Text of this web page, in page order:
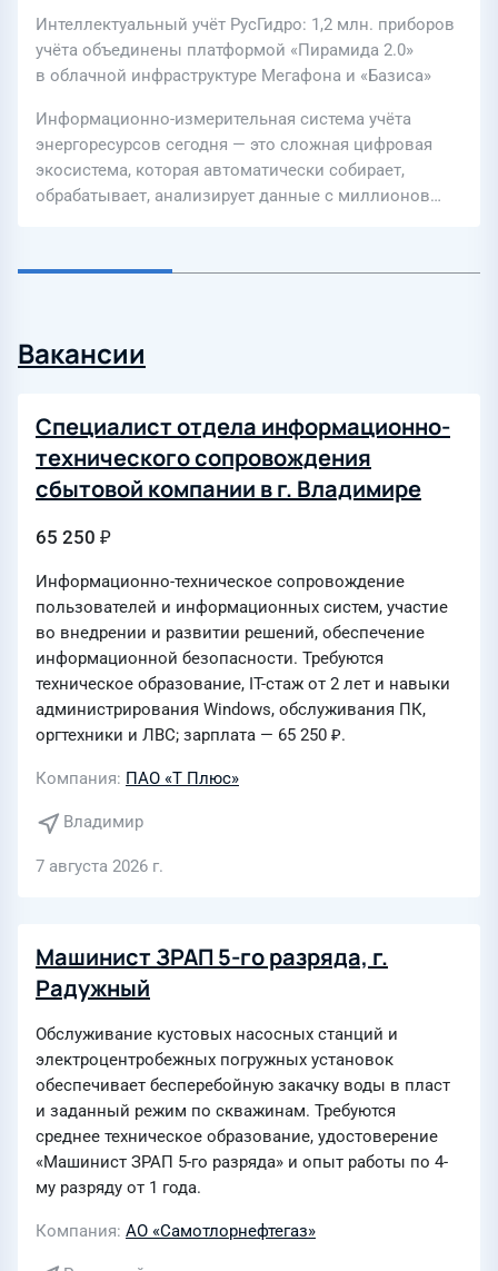
Интеллектуальный учёт РусГидро: 1,2 млн. приборов
учёта объединены платформой «Пирамида 2.0»
в облачной инфраструктуре Мегафона и «Базиса»
Информационно-измерительная система учёта
энергоресурсов сегодня — это сложная цифровая
экосистема, которая автоматически собирает,
обрабатывает, анализирует данные с миллионов…
Вакансии
Специалист отдела информационно-
технического сопровождения
сбытовой компании в г. Владимире
65 250 ₽
Информационно-техническое сопровождение
пользователей и информационных систем, участие
во внедрении и развитии решений, обеспечение
информационной безопасности. Требуются
техническое образование, IT-стаж от 2 лет и навыки
администрирования Windows, обслуживания ПК,
оргтехники и ЛВС; зарплата — 65 250 ₽.
Компания ПАО «Т Плюс»
Владимир
7 августа 2026 г.
Машинист ЗРАП 5-го разряда, г.
Радужный
Обслуживание кустовых насосных станций и
электроцентробежных погружных установок
обеспечивает бесперебойную закачку воды в пласт
и заданный режим по скважинам. Требуются
среднее техническое образование, удостоверение
«Машинист ЗРАП 5-го разряда» и опыт работы по 4-
му разряду от 1 года.
Компания АО «Самотлорнефтегаз»